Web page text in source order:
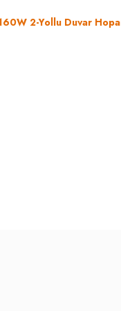
2-Yollu Duvar